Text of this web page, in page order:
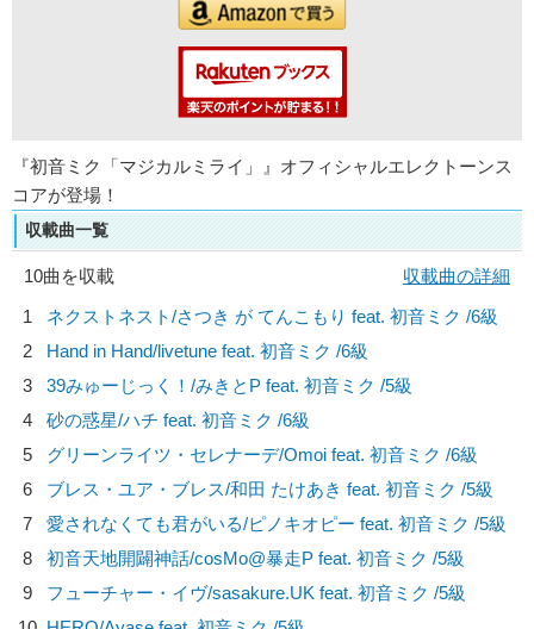
『初音ミク「マジカルミライ」』オフィシャルエレクトーンス
コアが登場！
収載曲一覧
10曲を収載
収載曲の詳細
1
ネクストネスト/さつき が てんこもり feat. 初音ミク /6級
2
Hand in Hand/livetune feat. 初音ミク /6級
3
39みゅーじっく！/みきとP feat. 初音ミク /5級
4
砂の惑星/ハチ feat. 初音ミク /6級
5
グリーンライツ・セレナーデ/Omoi feat. 初音ミク /6級
6
ブレス・ユア・ブレス/和田 たけあき feat. 初音ミク /5級
7
愛されなくても君がいる/ピノキオピー feat. 初音ミク /5級
8
初音天地開闢神話/cosMo@暴走P feat. 初音ミク /5級
9
フューチャー・イヴ/sasakure.UK feat. 初音ミク /5級